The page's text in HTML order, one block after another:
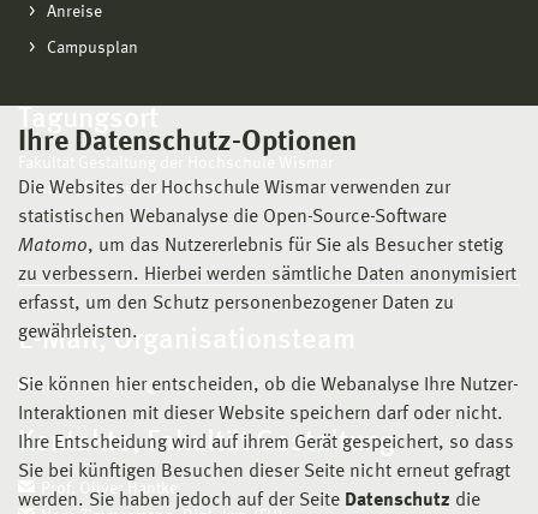
Ihre Datenschutz-Optionen
Die Websites der Hochschule Wismar verwenden zur
statistischen Webanalyse die Open-Source-Software
Matomo, um das Nutzererlebnis für Sie als Besucher stetig
zu verbessern. Hierbei werden sämtliche Daten anonymisiert
erfasst, um den Schutz personenbezogener Daten zu
gewährleisten.
Sie können hier entscheiden, ob die Webanalyse Ihre Nutzer-
Interaktionen mit dieser Website speichern darf oder nicht.
Ihre Entscheidung wird auf ihrem Gerät gespeichert, so dass
Sie bei künftigen Besuchen dieser Seite nicht erneut gefragt
werden. Sie haben jedoch auf der Seite Datenschutz die
Anreise
Campusplan
Haus 7a, Erdgeschoss, Foyer
E-Mail, Organisationsteam
lernraumlabor@hs-wismar.de
Kontakte, Fakultät Gestaltung
Prof. Oliver Hantke